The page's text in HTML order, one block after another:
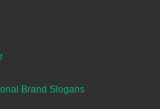
Brand Slogans